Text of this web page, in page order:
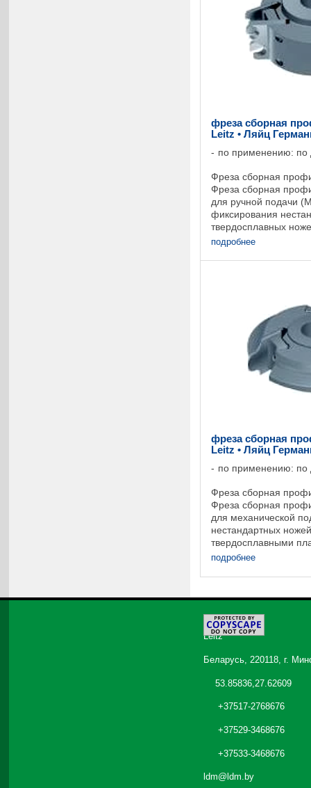
фреза сборная
Leitz • Ляйц
по применению: по
Фреза сборная
Фреза сборная
для ручной подачи
фиксирования
твердосплавных
пластиной.Возможна
подробнее
фреза сборная
Leitz • Ляйц
по применению: по
Фреза сборная
Фреза сборная
для механической
нестандартных
твердосплавными
пластинами.
подробнее
©2026
Leitz
Беларусь, 220118, г.
53.85836,27.62609
+37517-2768676
+37529-3468676
+37533-3468676
ldm@ldm.by